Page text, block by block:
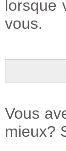
lorsque
vous.
Vous
mieux?